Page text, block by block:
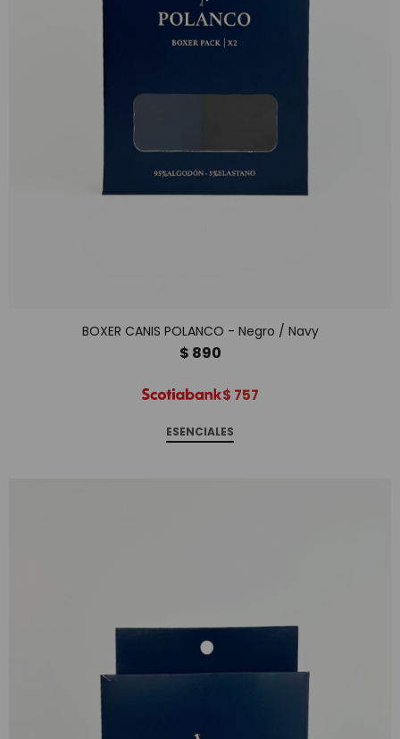
BOXER CANIS POLANCO - Negro / Navy
$ 890
$ 757
ESENCIALES